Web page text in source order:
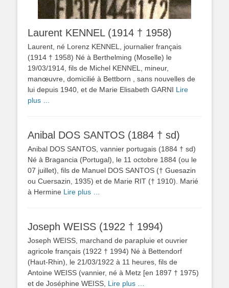
Laurent KENNEL (1914 † 1958)
Laurent, né Lorenz KENNEL, journalier français
(1914 † 1958) Né à Berthelming (Moselle) le
19/03/1914, fils de Michel KENNEL, mineur,
manœuvre, domicilié à Bettborn , sans nouvelles de
lui depuis 1940, et de Marie Elisabeth GARNI Lire
plus …
Anibal DOS SANTOS (1884 † sd)
Anibal DOS SANTOS, vannier portugais (1884 † sd)
Né à Bragancia (Portugal), le 11 octobre 1884 (ou le
07 juillet), fils de Manuel DOS SANTOS († Guesazin
ou Cuersazin, 1935) et de Marie RIT († 1910). Marié
à Hermine Lire plus …
Joseph WEISS (1922 † 1994)
Joseph WEISS, marchand de parapluie et ouvrier
agricole français (1922 † 1994) Né à Bettendorf
(Haut-Rhin), le 21/03/1922 à 11 heures, fils de
Antoine WEISS (vannier, né à Metz [en 1897 † 1975)
et de Joséphine WEISS, Lire plus …